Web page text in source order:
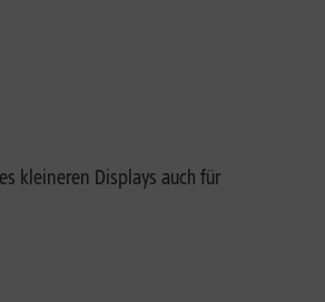
kleineren Displays auch für